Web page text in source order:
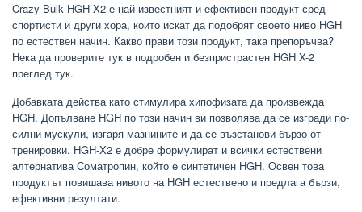
Crazy Bulk HGH-X2 е най-известният и ефективен продукт сред
спортисти и други хора, които искат да подобрят своето ниво HGH
по естествен начин. Какво прави този продукт, така препоръчва?
Нека да проверите тук в подробен и безпристрастен HGH X-2
преглед тук.
Добавката действа като стимулира хипофизата да произвежда
HGH. Допълване HGH по този начин ви позволява да се изгради по-
силни мускули, изгаря мазнините и да се възстанови бързо от
тренировки. HGH-X2 е добре формулират и всички естествени
алтернатива Соматропин, който е синтетичен HGH. Освен това
продуктът повишава нивото на HGH естествено и предлага бързи,
ефективни резултати.